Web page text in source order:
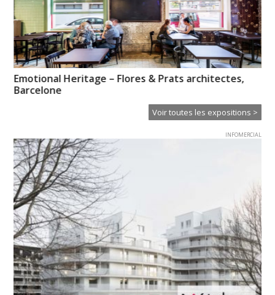
Emotional Heritage – Flores & Prats architectes,
Barcelone
Voir toutes les expositions >
INFOMERCIAL